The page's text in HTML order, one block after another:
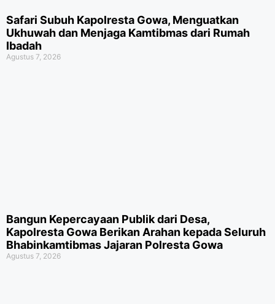
Safari Subuh Kapolresta Gowa, Menguatkan
Ukhuwah dan Menjaga Kamtibmas dari Rumah
Ibadah
Agustus 7, 2026
Bangun Kepercayaan Publik dari Desa,
Kapolresta Gowa Berikan Arahan kepada Seluruh
Bhabinkamtibmas Jajaran Polresta Gowa
Agustus 7, 2026